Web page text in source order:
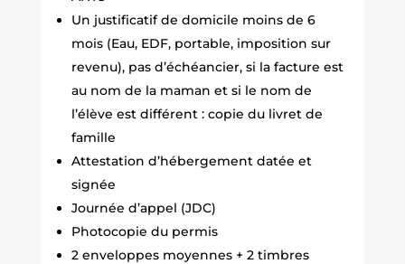
Un justificatif de domicile moins de 6
mois (Eau, EDF, portable, imposition sur
revenu), pas d’échéancier, si la facture est
au nom de la maman et si le nom de
l’élève est différent : copie du livret de
famille
Attestation d’hébergement datée et
signée
Journée d’appel (JDC)
Photocopie du permis
2 enveloppes moyennes + 2 timbres